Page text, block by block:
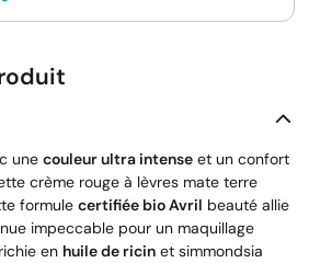
une couleur ultra intense et un confort
crème rouge à lèvres mate terre
formule certifiée bio Avril beauté allie
impeccable pour un maquillage
en huile de ricin et simmondsia